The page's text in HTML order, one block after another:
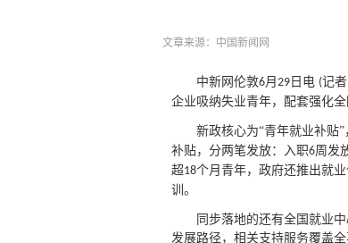
文章来源：中国新闻网
中新网伦敦6月 29 日电 (记
企业吸纳失业青年，配套强化
新政核心为“青年就业补贴
补贴，分两笔发放：入职6周发
超18个月青年，政府还推出就
训。
同步落地的还有全国就业
发展路径，相关支持服务覆盖全